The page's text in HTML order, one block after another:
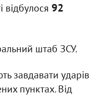
відбулося 92
штаб ЗСУ.
завдавати ударів
пунктах. Від